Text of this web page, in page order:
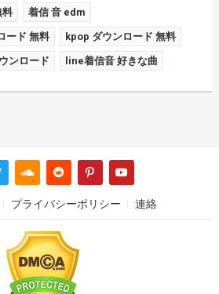
料 着信 音 edm
ード 無料 kpop ダウンロード 無料
ンロード line着信音 好きな曲
プライバシーポリシー 連絡